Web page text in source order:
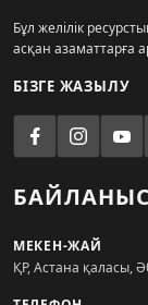
Бұл желілік
асқан азаматтарға
БІЗГЕ ЖАЗЫЛУ
БАЙЛАНЫС
МЕКЕН-ЖАЙ
ҚР, Астана қаласы,